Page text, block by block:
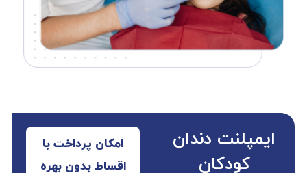
ایمپلنت دندان
کودکان
امکان پرداخت با
اقساط بدون بهره